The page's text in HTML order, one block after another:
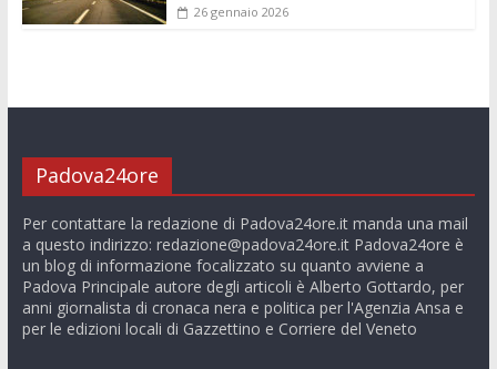
26 gennaio 2026
Padova24ore
Per contattare la redazione di Padova24ore.it manda una mail
a questo indirizzo: redazione@padova24ore.itPadova24ore è
un blog di informazione focalizzato su quanto avviene a
Padova Principale autore degli articoli è Alberto Gottardo, per
anni giornalista di cronaca nera e politica per l'Agenzia Ansa e
per le edizioni locali di Gazzettino e Corriere del Veneto